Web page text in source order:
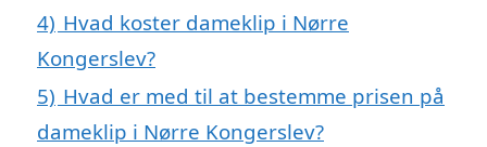
4) Hvad koster dameklip i Nørre
Kongerslev?
5) Hvad er med til at bestemme prisen på
dameklip i Nørre Kongerslev?